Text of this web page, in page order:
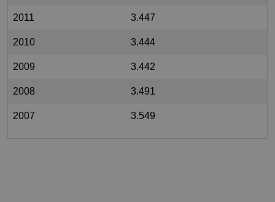
2011 3.447
2010 3.444
2009 3.442
2008 3.491
2007 3.549